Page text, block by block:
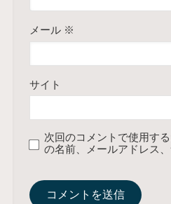
メール ※
サイト
次回のコメントで使用す
の名前、メールアドレス